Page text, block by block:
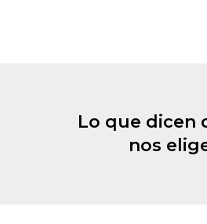
Lo que dicen
nos